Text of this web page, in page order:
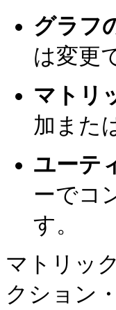
グラフ
は変更
マトリ
加また
ユーテ
ーでコ
す。
マトリッ
クション